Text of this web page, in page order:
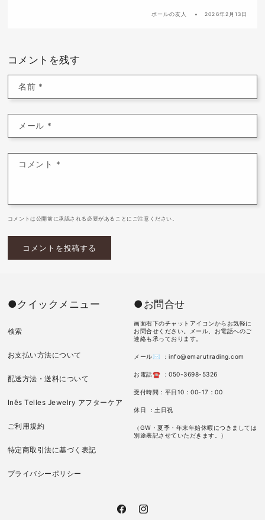
ポールの友人 2026年2月13日
コメントを残す
名前 *
メール *
コメント *
コメントは公開前に承認される必要があることにご注意ください。
●クイックメニュー
検索
お支払い方法について
配送方法・送料について
Inês Telles Jewelry アフターケア
ご利用規約
特定商取引法に基づく表記
プライバシーポリシー
●お問合せ
画面右下のチャットアイコンからお気軽に
お問合せください。メール、お電話へのご
連絡も承っております。
メール✉ ：info@emarutrading.com
お電話☎ ：050-3698-5326
受付時間：平日10：00-17：00
休日 ：土日祝
（GW・夏季・年末年始休暇につきましては
別途表記させていただきます。）
FacebookInstagram